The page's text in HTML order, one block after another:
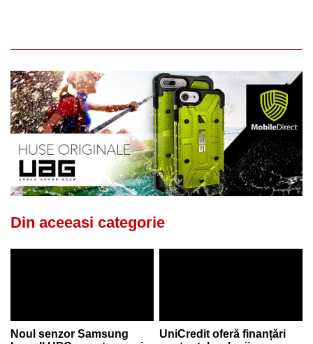
Din aceeasi categorie
Noul senzor Samsung
UniCredit oferă finanțări